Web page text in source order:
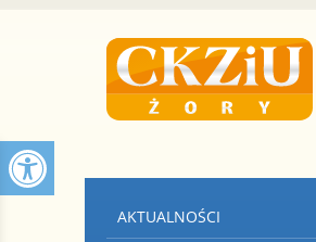
AKTUALNOŚCI